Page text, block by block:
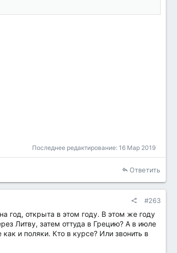
Последнее редактирование: 16 Мар 2019
Ответить
#263
год, открыта в этом году. В этом же году
Литву, затем оттуда в Грецию? А в июле
и поляки. Кто в курсе? Или звонить в